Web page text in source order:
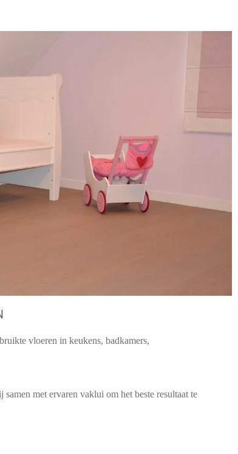
vloeren in keukens, badkamers,
met ervaren vaklui om het beste resultaat te